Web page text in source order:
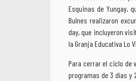
Esquinas de Yungay,
Bulnes realizaron
day, que incluyeron
la Granja Educativa Lo
Para cerrar el ciclo de
programas de 3 días y